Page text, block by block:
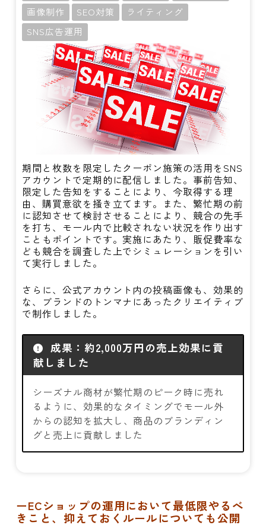
画像制作
SEO対策
ライティング
SNS広告運用
期間と枚数を限定したクーポン施策の活用をSNS
アカウントで定期的に配信しました。事前告知、
限定した告知をすることにより、今取得する理
由、購買意欲を掻き立てます。また、繁忙期の前
に認知させて検討させることにより、競合の先手
を打ち、モール内で比較されない状況を作り出す
こともポイントです。実施にあたり、販促費率な
ども競合を調査した上でシミュレーションを引い
て実行しました。
さらに、公式アカウント内の投稿画像も、効果的
な、ブランドのトンマナにあったクリエイティブ
で制作しました。
成果：約2,000万円の売上効果に貢
献しました
シーズナル商材が繁忙期のピーク時に売れ
るように、効果的なタイミングでモール外
からの認知を拡大し、商品のブランディン
グと売上に貢献しました
ーECショップの運用において最低限やるべ
きこと、抑えておくルールについても公開